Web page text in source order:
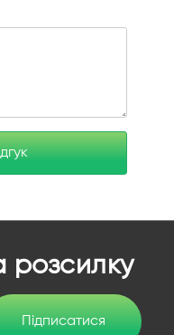
розсилку
Підписатися